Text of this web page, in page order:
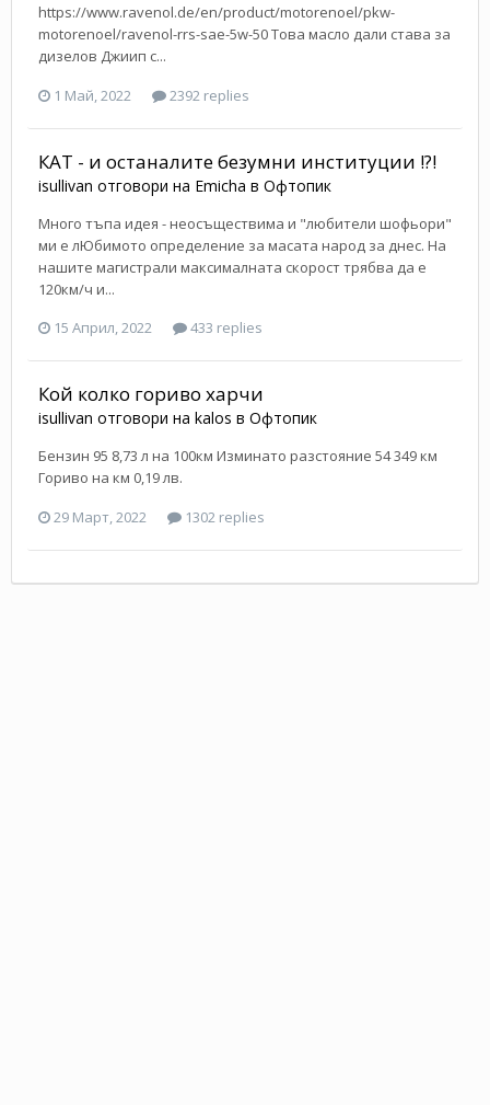
https://www.ravenol.de/en/product/motorenoel/pkw-
motorenoel/ravenol-rrs-sae-5w-50 Това масло дали става за
дизелoв Джиип с...
1 Май, 2022
2392 replies
КАТ - и останалите безумни институции !?!
isullivan отговори на Emicha в Офтопик
Много тъпа идея - неосъществима и "любители шофьори"
ми е лЮбимото определение за масата народ за днес. На
нашите магистрали максималната скорост трябва да е
120км/ч и...
15 Април, 2022
433 replies
Кой колко гориво харчи
isullivan отговори на kalos в Офтопик
Бензин 95 8,73 л на 100км Изминато разстояние 54 349 км
Гориво на км 0,19 лв.
29 Март, 2022
1302 replies